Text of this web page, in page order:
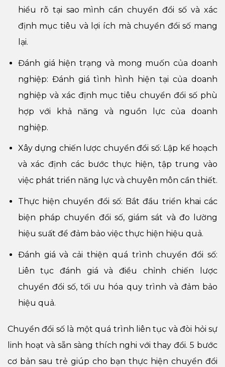
hiểu rõ tại sao mình cần chuyển đổi số và xác
định mục tiêu và lợi ích mà chuyển đổi số mang
lại.
Đánh giá hiện trạng và mong muốn của doanh
nghiệp: Đánh giá tình hình hiện tại của doanh
nghiệp và xác định mục tiêu chuyển đổi số phù
hợp với khả năng và nguồn lực của doanh
nghiệp.
Xây dựng chiến lược chuyển đổi số: Lập kế hoạch
và xác định các bước thực hiện, tập trung vào
việc phát triển năng lực và chuyên môn cần thiết.
Thực hiện chuyển đổi số: Bắt đầu triển khai các
biện pháp chuyển đổi số, giám sát và đo lường
hiệu suất để đảm bảo việc thực hiện hiệu quả.
Đánh giá và cải thiện quá trình chuyển đổi số:
Liên tục đánh giá và điều chỉnh chiến lược
chuyển đổi số, tối ưu hóa quy trình và đảm bảo
hiệu quả.
Chuyển đổi số là một quá trình liên tục và đòi hỏi sự
linh hoạt và sẵn sàng thích nghi với thay đổi. 5 bước
cơ bản sau trẻ giúp cho bạn thực hiện chuyển đổi